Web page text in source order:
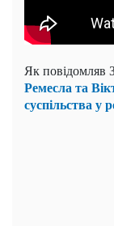
Як повідомляв
Ремесла та
суспільства у